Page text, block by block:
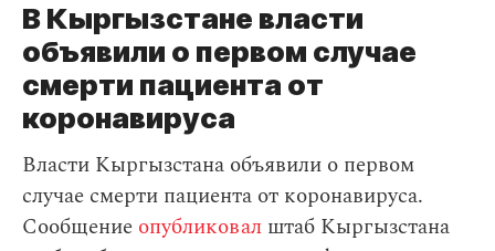
В Кыргызстане власти
объявили о первом случае
смерти пациента от
коронавируса
Власти Кыргызстана объявили о первом
случае смерти пациента от коронавируса.
Сообщение опубликовал штаб Кыргызстана